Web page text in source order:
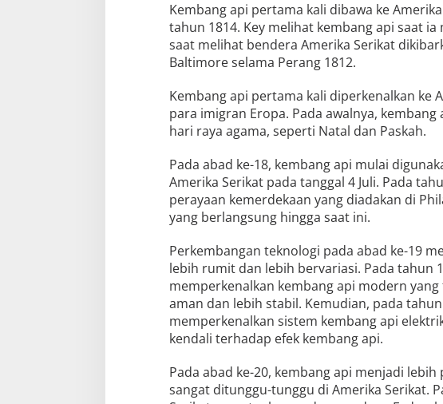
Kembang api pertama kali dibawa ke
tahun 1814. Key melihat kembang api saat ia
saat melihat bendera Amerika Serikat
Baltimore selama Perang 1812.
Kembang api pertama kali diperkenalkan ke
para imigran Eropa. Pada awalnya,
hari raya agama, seperti Natal dan Paskah.
Pada abad ke-18, kembang api mulai
Amerika Serikat pada tanggal 4 Juli. Pada
perayaan kemerdekaan yang diadakan di
yang berlangsung hingga saat ini.
Perkembangan teknologi pada abad ke-19
lebih rumit dan lebih bervariasi. Pada tahun
memperkenalkan kembang api modern
aman dan lebih stabil. Kemudian, pada tahun
memperkenalkan sistem kembang api
kendali terhadap efek kembang api.
Pada abad ke-20, kembang api menjadi
sangat ditunggu-tunggu di Amerika Serikat.